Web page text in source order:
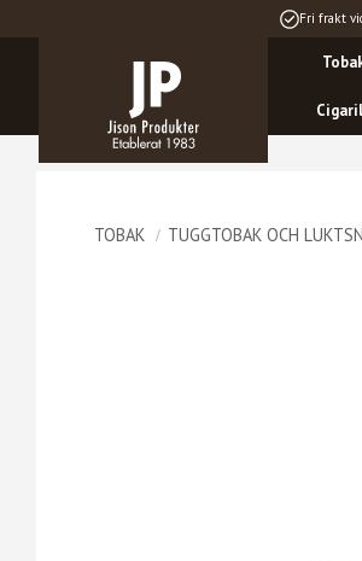
Fri frakt
TOBAK TUGGTOBAK OCH